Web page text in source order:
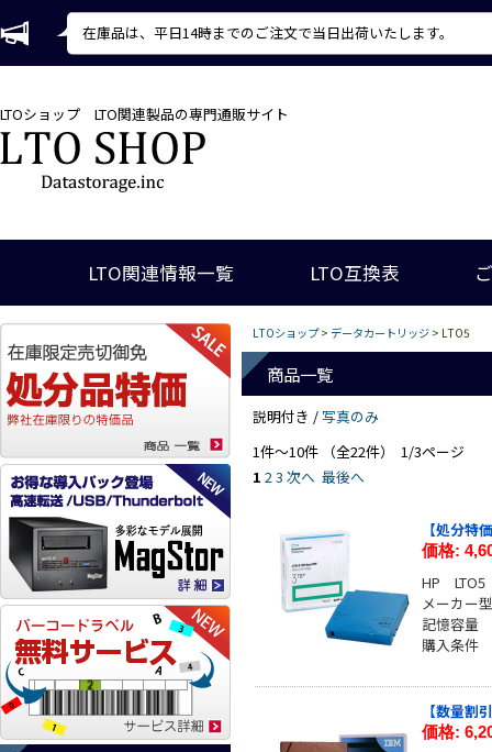
在庫品は、平日14時までのご注文で当日出荷いたします。
LTOショップ LTO関連製品の専門通販サイト
LTO関連情報一覧 LTO互換表
LTOショップ> データカートリッジ > LTO5
商品一覧
説明付き /写真のみ
1件～10件 （全22件） 1/3ページ
1 23 次へ 最後へ
【処分
価格:
HP
メーカー
記憶容
購入条
【数量
価格: